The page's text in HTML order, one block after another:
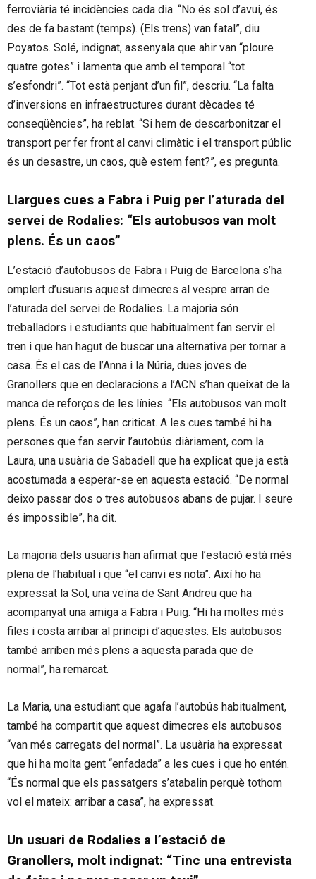
ferroviària té incidències cada dia. “No és sol d’avui, és
des de fa bastant (temps). (Els trens) van fatal”, diu
Poyatos. Solé, indignat, assenyala que ahir van “ploure
quatre gotes” i lamenta que amb el temporal “tot
s’esfondri”. “Tot està penjant d’un fil”, descriu. “La falta
d’inversions en infraestructures durant dècades té
conseqüències”, ha reblat. “Si hem de descarbonitzar el
transport per fer front al canvi climàtic i el transport públic
és un desastre, un caos, què estem fent?”, es pregunta.
Llargues cues a Fabra i Puig per l’aturada del
servei de Rodalies: “Els autobusos van molt
plens. És un caos”
L’estació d’autobusos de Fabra i Puig de Barcelona s’ha
omplert d’usuaris aquest dimecres al vespre arran de
l’aturada del servei de Rodalies. La majoria són
treballadors i estudiants que habitualment fan servir el
tren i que han hagut de buscar una alternativa per tornar a
casa. És el cas de l’Anna i la Núria, dues joves de
Granollers que en declaracions a l’ACN s’han queixat de la
manca de reforços de les línies. “Els autobusos van molt
plens. És un caos”, han criticat. A les cues també hi ha
persones que fan servir l’autobús diàriament, com la
Laura, una usuària de Sabadell que ha explicat que ja està
acostumada a esperar-se en aquesta estació. “De normal
deixo passar dos o tres autobusos abans de pujar. I seure
és impossible”, ha dit.
La majoria dels usuaris han afirmat que l’estació està més
plena de l’habitual i que “el canvi es nota”. Així ho ha
expressat la Sol, una veïna de Sant Andreu que ha
acompanyat una amiga a Fabra i Puig. “Hi ha moltes més
files i costa arribar al principi d’aquestes. Els autobusos
també arriben més plens a aquesta parada que de
normal”, ha remarcat.
La Maria, una estudiant que agafa l’autobús habitualment,
també ha compartit que aquest dimecres els autobusos
“van més carregats del normal”. La usuària ha expressat
que hi ha molta gent “enfadada” a les cues i que ho entén.
“És normal que els passatgers s’atabalin perquè tothom
vol el mateix: arribar a casa”, ha expressat.
Un usuari de Rodalies a l’estació de
Granollers, molt indignat: “Tinc una entrevista